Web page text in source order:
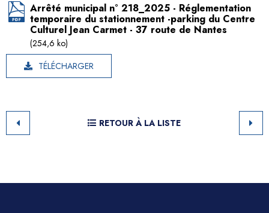
Arrêté municipal n° 218_2025 - Réglementation
temporaire du stationnement -parking du Centre
Culturel Jean Carmet - 37 route de Nantes
(254,6 ko)
TÉLÉCHARGER
RETOUR À LA LISTE